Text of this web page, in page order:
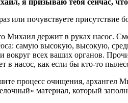
я призываю тебя сейчас,
или почувствуете
Михаил держит в руках насос.
самую высокую, высокую,
вокруг всех ваших органов.
в насос, как если бы кто-то
процесс очищения, архангел
материал, который